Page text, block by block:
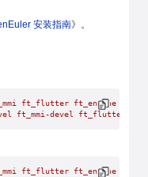
安装指南》。
ft_flutter ft_engine
ft_mmi-devel ft_flutter-
ft_flutter ft_engine